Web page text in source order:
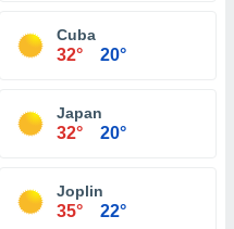
Cuba
32° 20°
Japan
32° 20°
Joplin
35° 22°